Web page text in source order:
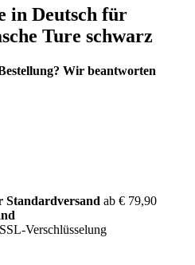
in Deutsch für
Ture schwarz
Wir beantworten
Standardversand ab € 79,90
Verschlüsselung